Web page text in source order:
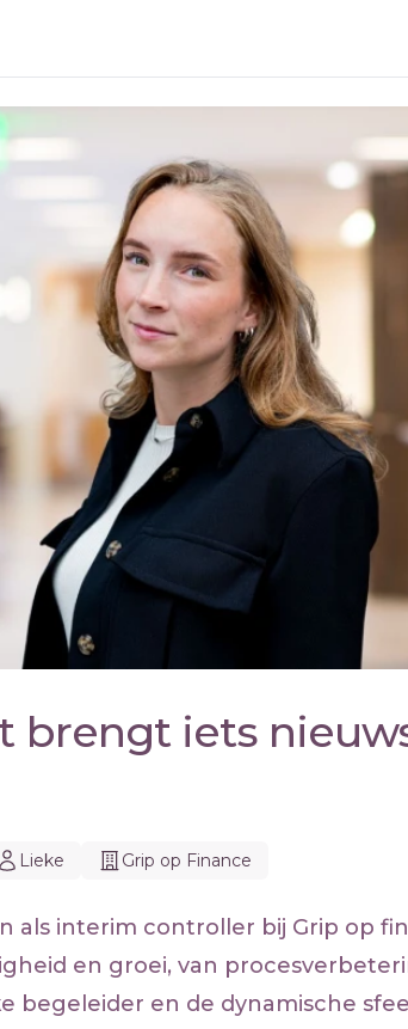
brengt iets
Lieke Grip op Finance
als interim controller bij Grip op
en groei, van
begeleider en de dynamische